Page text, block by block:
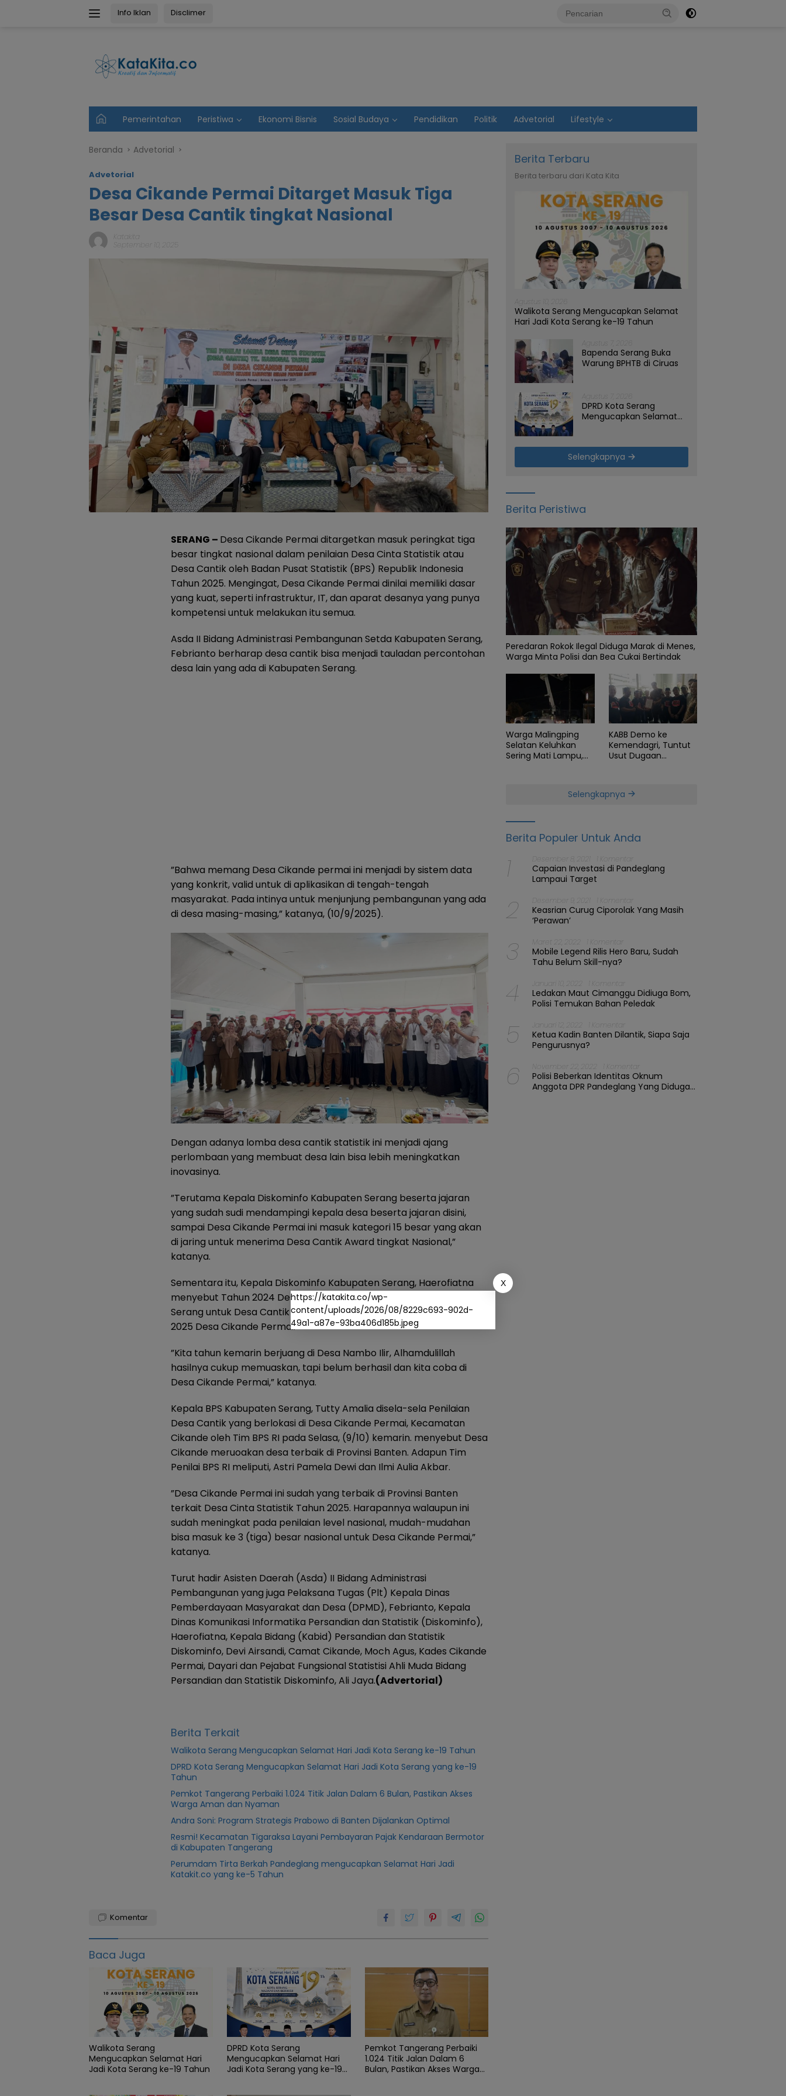
Info Iklan Disclimer
t
m
Pemerintahan Peristiwa Ekonomi Bisnis Sosial Budaya Pendidikan Politik Advetorial Lifestyle
Beranda Advetorial
Advetorial
Desa Cikande Permai Ditarget Masuk Tiga
Besar Desa Cantik tingkat Nasional
Katakita
September 10, 2025
SERANG – Desa Cikande Permai ditargetkan masuk peringkat tiga
besar tingkat nasional dalam penilaian Desa Cinta Statistik atau
Desa Cantik oleh Badan Pusat Statistik (BPS) Republik Indonesia
Tahun 2025. Mengingat, Desa Cikande Permai dinilai memiliki dasar
yang kuat, seperti infrastruktur, IT, dan aparat desanya yang punya
kompetensi untuk melakukan itu semua.
Asda II Bidang Administrasi Pembangunan Setda Kabupaten Serang,
Febrianto berharap desa cantik bisa menjadi tauladan percontohan
desa lain yang ada di Kabupaten Serang.
”Bahwa memang Desa Cikande permai ini menjadi by sistem data
yang konkrit, valid untuk di aplikasikan di tengah-tengah
masyarakat. Pada intinya untuk menjunjung pembangunan yang ada
di desa masing-masing,” katanya, (10/9/2025).
Dengan adanya lomba desa cantik statistik ini menjadi ajang
perlombaan yang membuat desa lain bisa lebih meningkatkan
inovasinya.
”Terutama Kepala Diskominfo Kabupaten Serang beserta jajaran
yang sudah sudi mendampingi kepala desa beserta jajaran disini,
sampai Desa Cikande Permai ini masuk kategori 15 besar yang akan
di jaring untuk menerima Desa Cantik Award tingkat Nasional,”
katanya.
Sementara itu, Kepala Diskominfo Kabupaten Serang, Haerofiatna
menyebut Tahun 2024 Desa Nambo Ilir yang mewakili Kabupaten
Serang untuk Desa Cantik tingkat Nasional. Sedangkan untuk Tahun
2025 Desa Cikande Permai.
”Kita tahun kemarin berjuang di Desa Nambo Ilir, Alhamdulillah
hasilnya cukup memuaskan, tapi belum berhasil dan kita coba di
Desa Cikande Permai,” katanya.
Kepala BPS Kabupaten Serang, Tutty Amalia disela-sela Penilaian
Desa Cantik yang berlokasi di Desa Cikande Permai, Kecamatan
Cikande oleh Tim BPS RI pada Selasa, (9/10) kemarin. menyebut Desa
Cikande meruoakan desa terbaik di Provinsi Banten. Adapun Tim
Penilai BPS RI meliputi, Astri Pamela Dewi dan Ilmi Aulia Akbar.
”Desa Cikande Permai ini sudah yang terbaik di Provinsi Banten
terkait Desa Cinta Statistik Tahun 2025. Harapannya walaupun ini
sudah meningkat pada penilaian level nasional, mudah-mudahan
bisa masuk ke 3 (tiga) besar nasional untuk Desa Cikande Permai,”
katanya.
Turut hadir Asisten Daerah (Asda) II Bidang Administrasi
Pembangunan yang juga Pelaksana Tugas (Plt) Kepala Dinas
Pemberdayaan Masyarakat dan Desa (DPMD), Febrianto, Kepala
Dinas Komunikasi Informatika Persandian dan Statistik (Diskominfo),
Haerofiatna, Kepala Bidang (Kabid) Persandian dan Statistik
Diskominfo, Devi Airsandi, Camat Cikande, Moch Agus, Kades Cikande
Permai, Dayari dan Pejabat Fungsional Statistisi Ahli Muda Bidang
Persandian dan Statistik Diskominfo, Ali Jaya.(Advertorial)
Berita Terkait
Walikota Serang Mengucapkan Selamat Hari Jadi Kota Serang ke-19 Tahun
DPRD Kota Serang Mengucapkan Selamat Hari Jadi Kota Serang yang ke-19
Tahun
Pemkot Tangerang Perbaiki 1.024 Titik Jalan Dalam 6 Bulan, Pastikan Akses
Warga Aman dan Nyaman
Andra Soni: Program Strategis Prabowo di Banten Dijalankan Optimal
Resmi! Kecamatan Tigaraksa Layani Pembayaran Pajak Kendaraan Bermotor
di Kabupaten Tangerang
Perumdam Tirta Berkah Pandeglang mengucapkan Selamat Hari Jadi
Katakit.co yang ke-5 Tahun
Banten
Desa
Kabupaten
pprovinsi
Komentar
Baca Juga
Walikota Serang
Mengucapkan Selamat Hari
Jadi Kota Serang ke-19 Tahun
DPRD Kota Serang
Mengucapkan Selamat Hari
Jadi Kota Serang yang ke-19
Pemkot Tangerang Perbaiki
1.024 Titik Jalan Dalam 6
Bulan, Pastikan Akses Warga
Berita Terbaru
Berita terbaru dari Kata Kita
Agustus 10, 2026
Walikota Serang Mengucapkan Selamat
Hari Jadi Kota Serang ke-19 Tahun
Agustus 7, 2026
Bapenda Serang Buka
Warung BPHTB di Ciruas
Agustus 7, 2026
DPRD Kota Serang
Mengucapkan Selamat
Selengkapnya
Berita Peristiwa
Peredaran Rokok Ilegal Diduga Marak di Menes,
Warga Minta Polisi dan Bea Cukai Bertindak
Warga Malingping
Selatan Keluhkan
Sering Mati Lampu,
KABB Demo ke
Kemendagri, Tuntut
Usut Dugaan
Selengkapnya
Berita Populer Untuk Anda
1 Desember 8, 2021 1 Komentar
Capaian Investasi di Pandeglang
Lampaui Target
2 Desember 9, 2021 1 Komentar
Keasrian Curug Ciporolak Yang Masih
‘Perawan’
3 Maret 22, 2022 1 Komentar
Mobile Legend Rilis Hero Baru, Sudah
Tahu Belum Skill-nya?
4 Januari 10, 2022 1 Komentar
Ledakan Maut Cimanggu Didiuga Bom,
Polisi Temukan Bahan Peledak
5 Januari 12, 2022 1 Komentar
Ketua Kadin Banten Dilantik, Siapa Saja
Pengurusnya?
6 November 22, 2022 1 Komentar
Polisi Beberkan Identitas Oknum
Anggota DPR Pandeglang Yang Diduga
X
https://katakita.co/wp-
content/uploads/2026/08/8229c693-902d-
49a1-a87e-93ba406d185b.jpeg